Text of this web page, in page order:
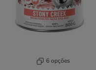
6 opções